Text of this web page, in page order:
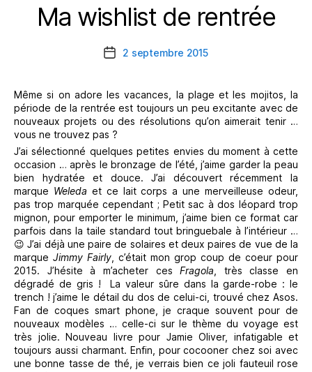
Catégories
Ma wishlist de rentrée
Date2 septembre 2015
Même si on adore les vacances, la plage et les mojitos, la
période de la rentrée est toujours un peu excitante avec de
nouveaux projets ou des résolutions qu’on aimerait tenir …
vous ne trouvez pas ?
J’ai sélectionné quelques petites envies du moment à cette
occasion … après le bronzage de l’été, j’aime garder la peau
bien hydratée et douce. J’ai découvert récemment la
marque Weleda et ce lait corps a une merveilleuse odeur,
pas trop marquée cependant ; Petit sac à dos léopard trop
mignon, pour emporter le minimum, j’aime bien ce format car
parfois dans la taile standard tout bringuebale à l’intérieur …
😉 J’ai déjà une paire de solaires et deux paires de vue de la
marque Jimmy Fairly , c’était mon grop coup de coeur pour
2015. J’hésite à m’acheter cesFragola , très classe en
dégradé de gris ! La valeur sûre dans la garde-robe : le
trench ! j’aime le détail du dos de celui-ci, trouvé chez Asos.
Fan de coques smart phone, je craque souvent pour de
nouveaux modèles … celle-ci sur le thème du voyage est
très jolie. Nouveau livre pour Jamie Oliver, infatigable et
toujours aussi charmant. Enfin, pour cocooner chez soi avec
une bonne tasse de thé, je verrais bien ce joli fauteuil rose